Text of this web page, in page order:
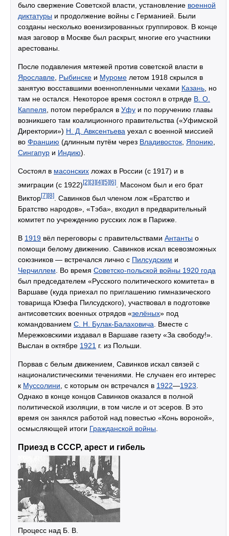
было свержение Советской власти, установление военной
диктатуры и продолжение войны с Германией. Были
созданы несколько военизированных группировок. В конце
мая заговор в Москве был раскрыт, многие его участники
арестованы.
После подавления мятежей против советской власти в
Ярославле Рыбинске и Муроме летом 1918 скрылся в
занятую восставшими военнопленными чехами Казань , но
там не остался. Некоторое время состоял в отряде В. О.
Каппеля , потом перебрался в Уфу и по поручению главы
возникшего там коалиционного правительства («Уфимской
Директории») Н. Д. Авксентьева уехал с военной миссией
во Францию (длинным путём через Владивосток Японию
Сингапур и Индию).
Состоял в масонских ложах в России (с 1917) и в
эмиграции (с 1922)[2][3][4][5][6]
. Масоном был и его брат
Виктор[7] [8]
. Савинков был членом лож «Братство и
Братство народов», «Тэба», входил в предварительный
комитет по учреждению русских лож в Париже.
В 1919 вёл переговоры с правительствами Антанты о
помощи белому движению. Савинков искал всевозможных
союзников — встречался лично с Пилсудским и
Черчиллем . Во время Советско-польской войны 1920 года
был председателем «Русского политического комитета» в
Варшаве (куда приехал по приглашению гимназического
товарища Юзефа Пилсудского), участвовал в подготовке
антисоветских военных отрядов «зелёных» под
командованием С. Н. Булак-Балаховича . Вместе с
Мережковскими издавал в Варшаве газету «За свободу!».
Выслан в октябре 1921 г. из Польши.
Порвав с белым движением, Савинков искал связей с
националистическими течениями. Не случаен его интерес
к Муссолини , с которым он встречался в 1922—1923
Однако в конце концов Савинков оказался в полной
политической изоляции, в том числе и от эсеров. В это
время он занялся работой над повестью «Конь вороной»,
осмысляющей итоги Гражданской войны
Приезд в СССР, арест и гибель
Процесс над Б. В.